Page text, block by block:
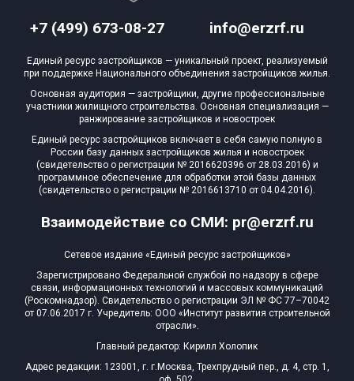
+7 (499) 673-08-27 info@erzrf.ru
Взаимодействие со СМИ: pr@erzrf.ru
Единый ресурс застройщиков — уникальный проект, реализуемый
при поддержке Национального объединения застройщиков жилья.
Основная аудитория — застройщики, другие профессиональные
участники жилищного строительства. Основная специализация —
ранжирование застройщиков и новостроек
Единый ресурс застройщиков включает в себя самую полную в
России базу данных застройщиков жилья и новостроек
(свидетельство о регистрации № 2016620396 от 28.03.2016) и
программное обеспечение для обработки этой базы данных
(свидетельство о регистрации № 2016613710 от 04.04.2016).
Сетевое издание «Единый ресурс застройщиков»
Зарегистрировано Федеральной службой по надзору в сфере
связи, информационных технологий и массовых коммуникаций
(Роскомнадзор). Свидетельство о регистрации ЭЛ № ФС 77–70042
от 07.06.2017 г. Учредитель: ООО «Институт развития строительной
отрасли».
Главный редактор: Кирилл Холопик
Адрес редакции: 123001, г. г.Москва, Трехпрудный пер., д. 4, стр. 1,